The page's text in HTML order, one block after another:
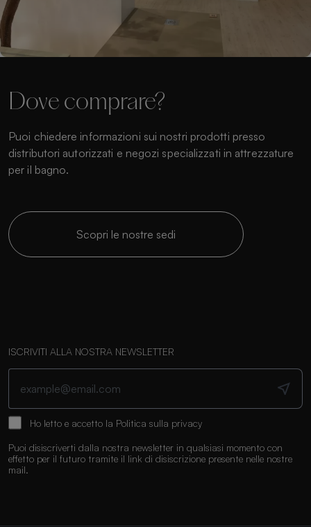
Dove comprare?
Puoi chiedere informazioni sui nostri prodotti presso
distributori autorizzati e negozi specializzati in attrezzature
per il bagno.
Scopri le nostre sedi
ISCRIVITI ALLA NOSTRA NEWSLETTER
Ho letto e accetto la Politica sulla privacy
Puoi disiscriverti dalla nostra newsletter in qualsiasi momento con
effetto per il futuro tramite il link di disiscrizione presente nelle nostre
mail.